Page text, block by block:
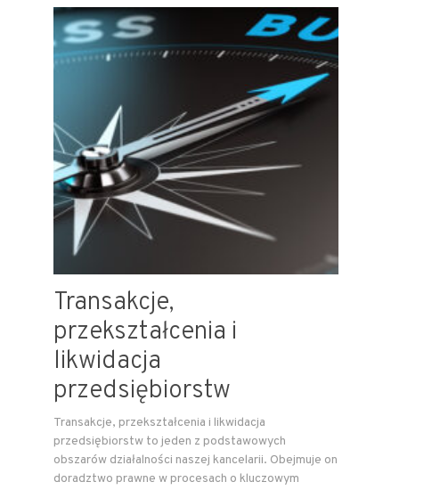
Transakcje,
przekształcenia i
likwidacja
przedsiębiorstw
Transakcje, przekształcenia i likwidacja
przedsiębiorstw to jeden z podstawowych
obszarów działalności naszej kancelarii. Obejmuje on
doradztwo prawne w procesach o kluczowym